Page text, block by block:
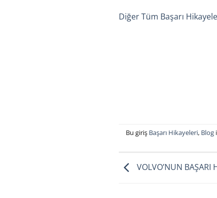
Diğer Tüm Başarı
Bu giriş Başarı Hikayeleri, Blog
VOLVO’NUN BAŞARI